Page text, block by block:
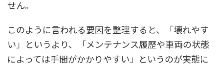
せん。
このように言われる要因を整理すると、「壊れやす
い」というより、「メンテナンス履歴や車両の状態
によっては手間がかかりやすい」というのが実態に